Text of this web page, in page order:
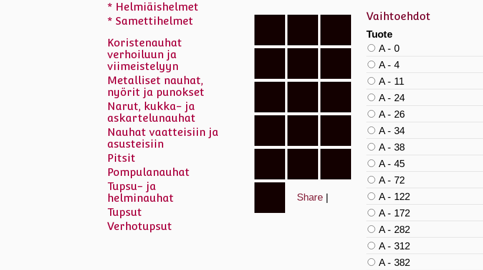
Share |
Vaihtoehdot
Tuote
A - 0
A - 4
A - 11
A - 24
A - 26
A - 34
A - 38
A - 45
A - 72
A - 122
A - 172
A - 282
A - 312
A - 382
* Helmiäishelmet
* Samettihelmet
Koristenauhat
verhoiluun ja
viimeistelyyn
Metalliset nauhat,
nyörit ja punokset
Narut, kukka- ja
askartelunauhat
Nauhat vaatteisiin ja
asusteisiin
Pitsit
Pompulanauhat
Tupsu- ja
helminauhat
Tupsut
Verhotupsut